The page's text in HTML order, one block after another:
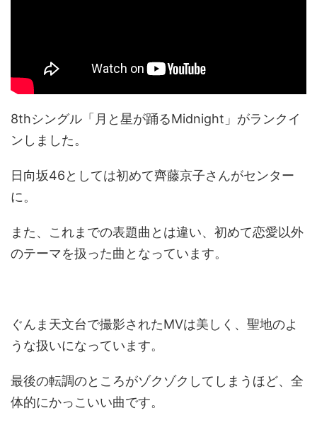
8thシングル「月と星が踊るMidnight」がランクイ
ンしました。
日向坂46としては初めて齊藤京子さんがセンター
に。
また、これまでの表題曲とは違い、初めて恋愛以外
のテーマを扱った曲となっています。
ぐんま天文台で撮影されたMVは美しく、聖地のよ
うな扱いになっています。
最後の転調のところがゾクゾクしてしまうほど、全
体的にかっこいい曲です。